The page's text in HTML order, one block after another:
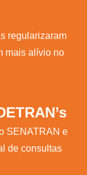
regularizaram
mais alívio no
SENATRAN e
de consultas